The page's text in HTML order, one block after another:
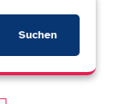
Suchen